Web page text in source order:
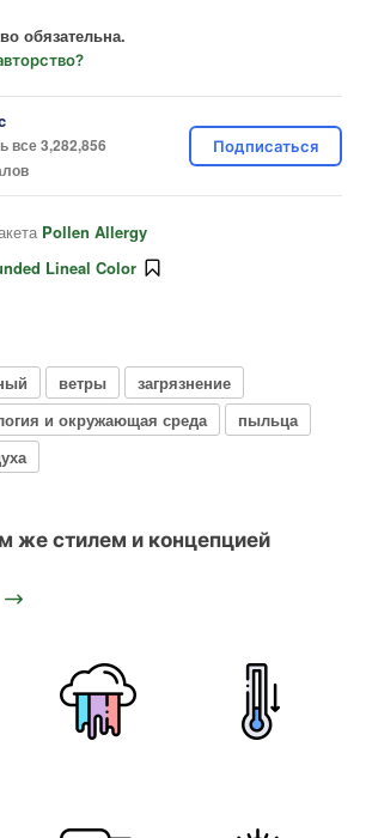
обязательна.
все 3,282,856
Подписаться
Pollen Allergy
Lineal Color
ветры
загрязнение
и окружающая среда
пыльца
же стилем и концепцией